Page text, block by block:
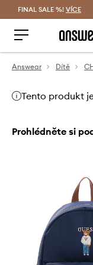
FINAL SALE %! VÍCE
Answear Dítě
Tento produkt
Prohlédněte si